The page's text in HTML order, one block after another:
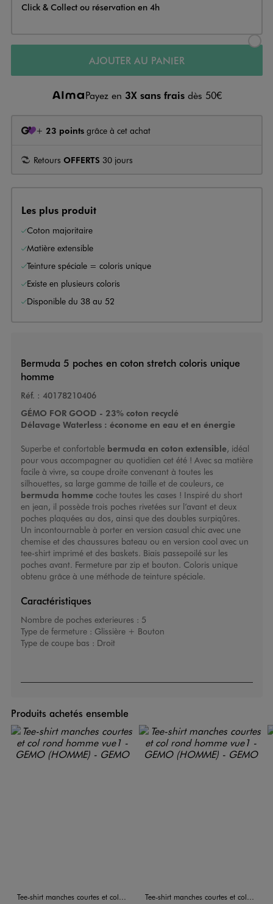
Click & Collect ou réservation en 4h
AJOUTER AU PANIER
Payez en 3X sans frais dès 50€
+ 23 points grâce à cet achat
Retours OFFERTS 30 jours
Les plus produit
Coton majoritaire
Matière extensible
Teinture spéciale = coloris unique
Existe en plusieurs coloris
Disponible du 38 au 52
Bermuda 5 poches en coton stretch coloris unique
homme
Réf. : 40178210406
GÉMO FOR GOOD - 23% coton recyclé
Délavage Waterless : économe en eau et en énergie
Superbe et confortable bermuda en coton extensible, idéal
pour vous accompagner au quotidien cet été ! Avec sa matière
facile à vivre, sa coupe droite convenant à toutes les
silhouettes, sa large gamme de taille et de couleurs, ce
bermuda hommecoche toutes les cases ! Inspiré du short
en jean, il possède trois poches rivetées sur l’avant et deux
poches plaquées au dos, ainsi que des doubles surpiqûres.
Un incontournable à porter en version casual chic avec une
chemise et des chaussures bateau ou en version cool avec un
tee-shirt imprimé et des baskets. Biais passepoilé sur les
poches avant. Fermeture par zip et bouton. Coloris unique
obtenu grâce à une méthode de teinture spéciale.
Caractéristiques
Nombre de poches exterieures : 5
Type de fermeture : Glissière + Bouton
Type de coupe bas : Droit
Produits achetés ensemble
Tee-shirt manches courtes et col rond homme Tee-shirt manches courtes et col rond homme